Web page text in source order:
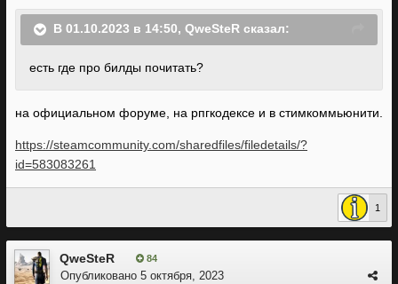
В 01.10.2023 в 14:50, QweSteR сказал:
есть где про билды почитать?
на официальном форуме, на рпгкодексе и в стимкоммьюнити.
https://steamcommunity.com/sharedfiles/filedetails/?
id=583083261
1
QweSteR 84
Опубликовано 5 октября, 2023